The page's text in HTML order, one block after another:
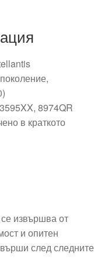
8974QR
в краткото
извършва от
и опитен
след следните